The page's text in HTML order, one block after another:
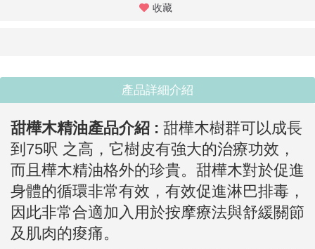
收藏
產品詳細介紹
甜樺木精油產品介紹 : 甜樺木樹群可以成長
到75呎 之高，它樹皮有強大的治療功效，
而且樺木精油格外的珍貴。甜樺木對於促進
身體的循環非常有效，有效促進淋巴排毒，
因此非常合適加入用於按摩療法與舒緩關節
及肌肉的痠痛。